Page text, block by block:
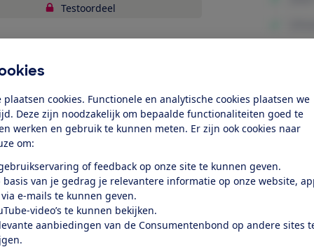
plaatsen cookies. Functionele en analytische cookies plaatsen we
Deze zijn noodzakelijk om bepaalde functionaliteiten goed te
werken en gebruik te kunnen meten. Er zijn ook cookies naar
om:
of feedback op onze site te kunnen geven.
basis van je gedrag je relevantere informatie op onze website,
e-mails te kunnen geven.
video’s te kunnen bekijken.
aanbiedingen van de Consumentenbond op andere sites
Testoordeel
toegang tot deze test?
Word lid
Al lid? Log in